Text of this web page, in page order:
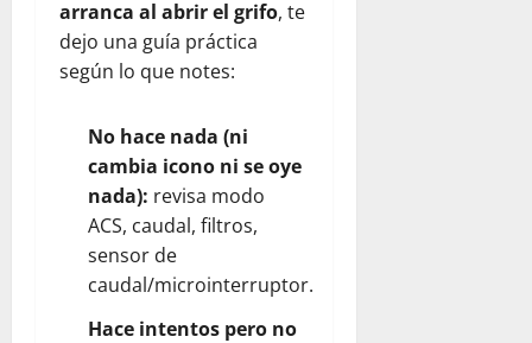
arranca al abrir el grifo, te
dejo una guía práctica
según lo que notes:
No hace nada (ni
cambia icono ni se oye
nada): revisa modo
ACS, caudal, filtros,
sensor de
caudal/microinterruptor.
Hace intentos pero no